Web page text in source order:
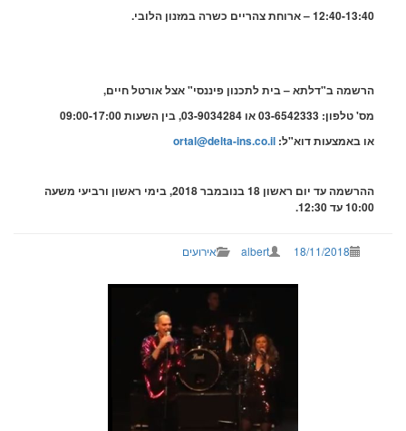
– ארוחת צהריים כשרה במזנון הלובי.
ב"דלתא – בית לתכנון פיננסי" אצל אורטל חיים,
03-6542333 או 03-9034284,
בין השעות 09:00-17:00
באמצעות דוא"ל:ortal@delta-ins.co.il
עד יום ראשון 18 בנובמבר 2018,
בימי ראשון ורביעי משעה
18/11/2018
albert אירועים